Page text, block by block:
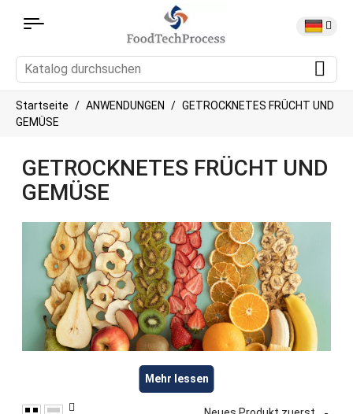
Startseite ANWENDUNGEN
GETROCKNETES FRÜCHT UND
GEMÜSE
GETROCKNETES FRÜCHT UND
GEMÜSE
Anlagen zur Lebensmittelverarbeitung für die Herstellung
von Trockenfrüchten und gemüse, einschließlich Anlagen zur
Vorbereitung, Erhitzung, Verarbeitung und
Mehr lessen